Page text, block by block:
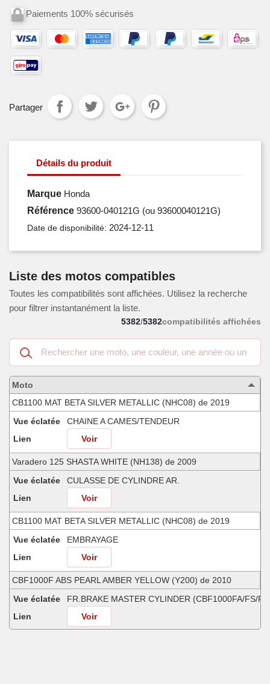
Paiements 100% sécurisés
Partager
Détails du produit
Marque Honda
Référence 93600-040121G (ou 93600040121G)
Date de disponibilité: 2024-12-11
Liste des motos compatibles
Toutes les compatibilités sont affichées. Utilisez la recherche
pour filtrer instantanément la liste.
5382/5382compatibilités affichées
Recherche
dans
les
motos
compatibles
Moto
CB1100 MAT BETA SILVER METALLIC (NHC08) de 2019
Vue éclatée
CHAINE A CAMES/TENDEUR
Lien
Voir
Varadero 125 SHASTA WHITE (NH138) de 2009
Vue éclatée
CULASSE DE CYLINDRE AR.
Lien
Voir
CB1100 MAT BETA SILVER METALLIC (NHC08) de 2019
Vue éclatée
EMBRAYAGE
Lien
Voir
CBF1000F ABS PEARL AMBER YELLOW (Y200) de 2010
Vue éclatée
FR.BRAKE MASTER CYLINDER (CBF1000FA/FS/
Lien
Voir